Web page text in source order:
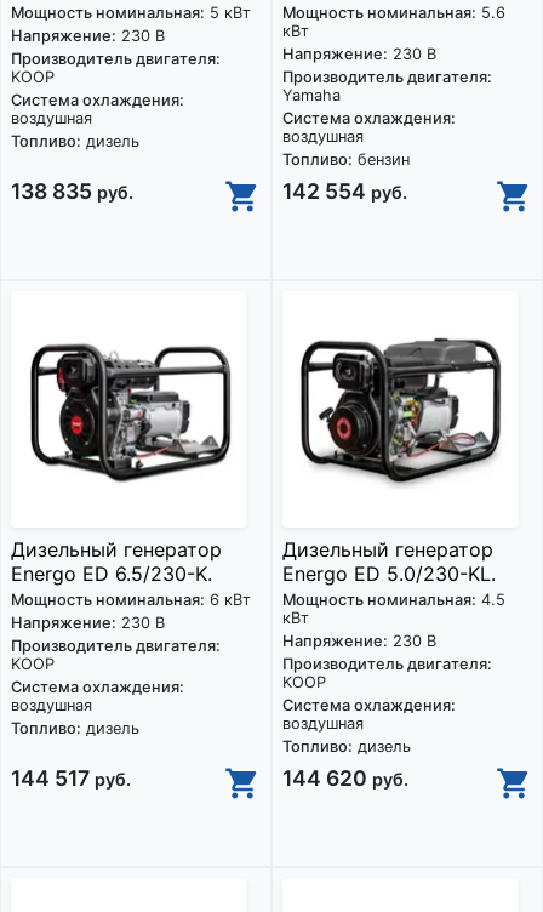
Мощность номинальная: 5 кВт
Напряжение: 230 В
Производитель двигателя:
KOOP
Система охлаждения:
воздушная
Топливо: дизель
138 835 руб.
Мощность номинальная: 5.6
кВт
Напряжение: 230 В
Производитель двигателя:
Yamaha
Система охлаждения:
воздушная
Топливо: бензин
142 554 руб.
Дизельный генератор
Energo ED 6.5/230-K.
Мощность номинальная: 6 кВт
Напряжение: 230 В
Производитель двигателя:
KOOP
Система охлаждения:
воздушная
Топливо: дизель
144 517 руб.
Дизельный генератор
Energo ED 5.0/230-KL.
Мощность номинальная: 4.5
кВт
Напряжение: 230 В
Производитель двигателя:
KOOP
Система охлаждения:
воздушная
Топливо: дизель
144 620 руб.